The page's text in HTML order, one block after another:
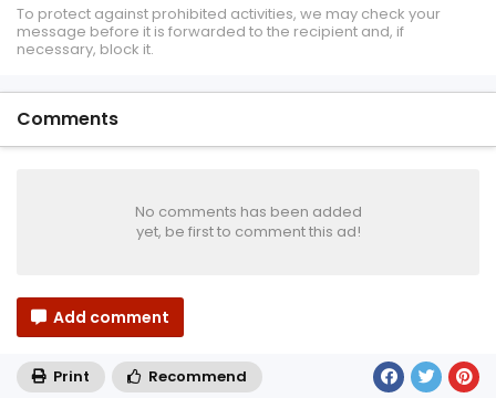
To protect against prohibited activities, we may check your
message before it is forwarded to the recipient and, if
necessary, block it.
Comments
No comments has been added
yet, be first to comment this ad!
Add comment
Print Recommend